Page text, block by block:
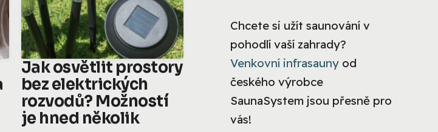
Jak osvětlit prostory
bez elektrických
rozvodů? Možností
je hned několik
Chcete si užít saunování v
pohodlí vaší zahrady?
Venkovní infrasauny od
českého výrobce
SaunaSystem jsou přesně pro
vás!